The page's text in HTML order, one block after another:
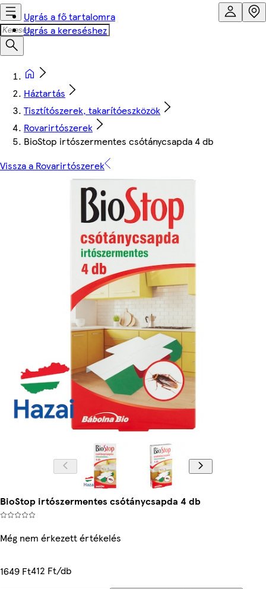
Ugrás a fő tartalomra
Ugrás a kereséshez
Háztartás
Tisztítószerek, takarítóeszközök
Rovarirtószerek
BioStop irtószermentes csótánycsapda 4 db
Vissza a Rovarirtószerek
BioStop irtószermentes csótánycsapda 4 db
Még nem érkezett értékelés
1649 Ft412 Ft/db